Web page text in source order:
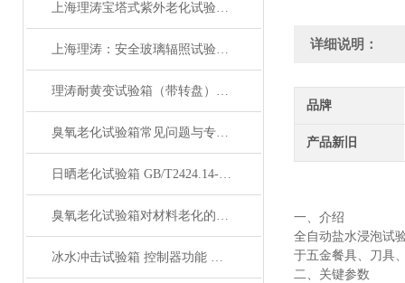
上海理涛宝塔式紫外老化试验箱：性能稳定，科研与生产的理想选择
上海理涛：安全玻璃辐照试验箱，精准检测确保品质
理涛耐黄变试验箱（带转盘）操作规程 检测数据精准 符合测试标准
臭氧老化试验箱常见问题与专业解决方案汇总
日晒老化试验箱 GB/T2424.14-1995 综合气候试验装置 功能介绍
臭氧老化试验箱对材料老化的影响是怎样的？
冰水冲击试验箱 控制器功能 安全保护系统 上海理涛发布
详细说明：
品牌
产品新旧
‌一、 介绍
全自动盐水浸泡试
于五金餐具、刀具
‌二、关键参数